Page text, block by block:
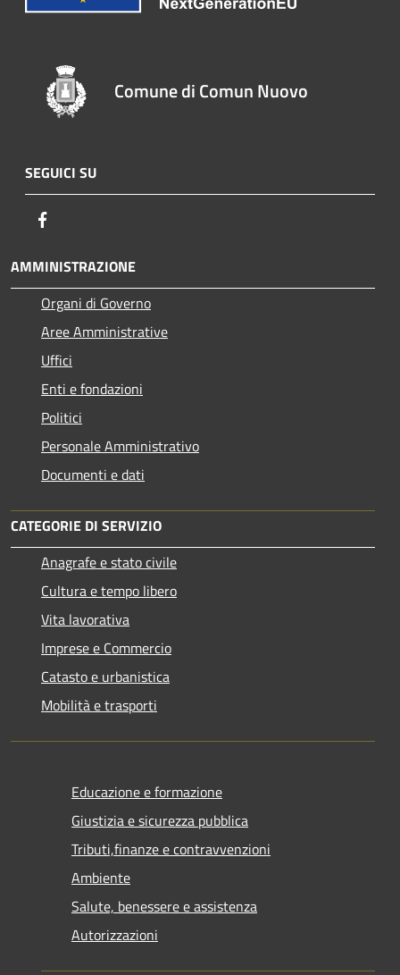
Comune di Comun Nuovo
SEGUICI SU
AMMINISTRAZIONE
Organi di Governo
Aree Amministrative
Uffici
Enti e fondazioni
Politici
Personale Amministrativo
Documenti e dati
CATEGORIE DI SERVIZIO
Anagrafe e stato civile
Cultura e tempo libero
Vita lavorativa
Imprese e Commercio
Catasto e urbanistica
Mobilità e trasporti
Educazione e formazione
Giustizia e sicurezza pubblica
Tributi,finanze e contravvenzioni
Ambiente
Salute, benessere e assistenza
Autorizzazioni